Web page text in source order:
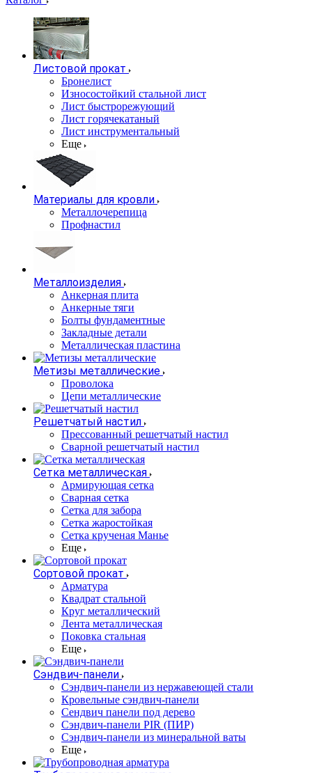
Листовой прокат
Бронелист
Износостойкий стальной лист
Лист быстрорежующий
Лист горячекатаный
Лист инструментальный
Еще
Материалы для кровли
Металлочерепица
Профнастил
Металлоизделия
Анкерная плита
Анкерные тяги
Болты фундаментные
Закладные детали
Металлическая пластина
Метизы металлические
Проволока
Цепи металлические
Решетчатый настил
Прессованный решетчатый настил
Сварной решетчатый настил
Сетка металлическая
Армирующая сетка
Сварная сетка
Сетка для забора
Сетка жаростойкая
Сетка крученая Манье
Еще
Сортовой прокат
Арматура
Квадрат стальной
Круг металлический
Лента металлическая
Поковка стальная
Еще
Сэндвич-панели
Cэндвич-панели из нержавеющей стали
Кровельные сэндвич-панели
Сендвич панели под дерево
Сэндвич-панели PIR (ПИР)
Сэндвич-панели из минеральной ваты
Еще